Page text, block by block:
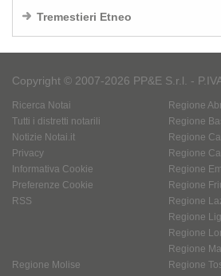
Tremestieri Etneo
Copyright © 2007-2026 PP&E S.r.l. -
Ricerca Notai
Tutti i distretti notarili
Notizie Notai.it
Privacy
Informativa Cookie
Preferenze Cookie
RSS
Regione
Regione
Regione
Regione
Regione
Regione
Regione
Regione
Regione
Regione
Regione Molise
Regione